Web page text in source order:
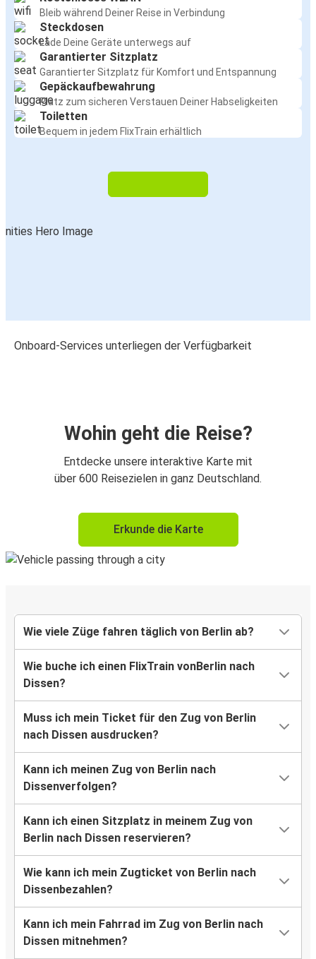
Bleib während Deiner Reise in Verbindung
Steckdosen
Lade Deine Geräte unterwegs auf
Garantierter Sitzplatz
Garantierter Sitzplatz für Komfort und Entspannung
Gepäckaufbewahrung
Platz zum sicheren Verstauen Deiner Habseligkeiten
Toiletten
Bequem in jedem FlixTrain erhältlich
Onboard-Services unterliegen der Verfügbarkeit
Wohin geht die Reise?
Entdecke unsere interaktive Karte mit
über 600 Reisezielen in ganz Deutschland.
Erkunde die Karte
Wie viele Züge fahren täglich von Berlin ab?
Wie buche ich einen FlixTrain vonBerlin nach
Dissen?
Muss ich mein Ticket für den Zug von Berlin
nach Dissen ausdrucken?
Kann ich meinen Zug von Berlin nach
Dissenverfolgen?
Kann ich einen Sitzplatz in meinem Zug von
Berlin nach Dissen reservieren?
Wie kann ich mein Zugticket von Berlin nach
Dissenbezahlen?
Kann ich mein Fahrrad im Zug von Berlin nach
Dissen mitnehmen?